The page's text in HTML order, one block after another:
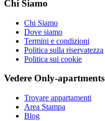
Chi Siamo
Chi Siamo
Dove siamo
Termini e condizioni
Politica sulla riservatezza
Politica sui cookie
Vedere Only-apartments
Trovare appartamenti
Area Stampa
Blog